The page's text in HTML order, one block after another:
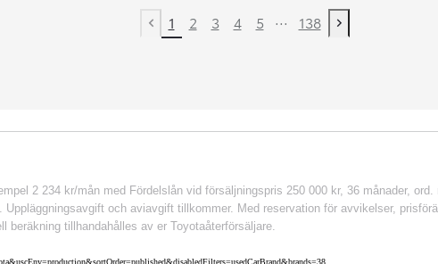
Previous page
1 2 3 4 5 ... 138
Next page
2 234 kr/mån med Fördelslån vid försäljningspris 250 000 kr, 36 månader,
och aviavgift tillkommer. Med reservation för avvikelser,
tillhandahålles av er Toyotaåterförsäljare.